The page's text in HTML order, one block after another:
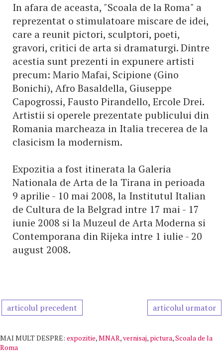
In afara de aceasta, "Scoala de la Roma" a
reprezentat o stimulatoare miscare de idei,
care a reunit pictori, sculptori, poeti,
gravori, critici de arta si dramaturgi. Dintre
acestia sunt prezenti in expunere artisti
precum: Mario Mafai, Scipione (Gino
Bonichi), Afro Basaldella, Giuseppe
Capogrossi, Fausto Pirandello, Ercole Drei.
Artistii si operele prezentate publicului din
Romania marcheaza in Italia trecerea de la
clasicism la modernism.
Expozitia a fost itinerata la Galeria
Nationala de Arta de la Tirana in perioada
9 aprilie - 10 mai 2008, la Institutul Italian
de Cultura de la Belgrad intre 17 mai - 17
iunie 2008 si la Muzeul de Arta Moderna si
Contemporana din Rijeka intre 1 iulie - 20
august 2008.
articolul precedent articolul urmator
MAI MULT DESPRE: expozitie,MNAR,vernisaj, pictura,Scoala de la
Roma